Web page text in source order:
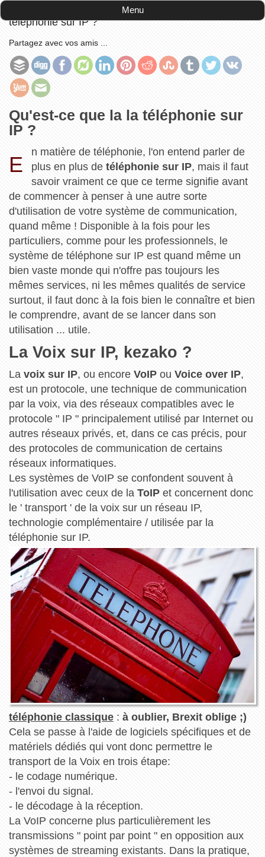
Qu'est-ce que la la
téléphonie sur IP ?
Partagez avec vos amis ...
Qu'est-ce que la la téléphonie sur
IP ?
E
n matière de téléphonie, l'on entend parler de
plus en plus detéléphonie sur IP, mais il faut
savoir vraiment ce que ce terme signifie avant
de commencer à penser à une autre sorte
d'utilisation de votre système de communication,
quand même ! Disponible à la fois pour les
particuliers, comme pour les professionnels, le
système de téléphone sur IP est quand même un
bien vaste monde qui n'offre pas toujours les
mêmes services, ni les mêmes qualités de service
surtout, il faut donc à la fois bien le connaître et bien
le comprendre, avant de se lancer dans son
utilisation ... utile.
La Voix sur IP, kezako ?
La voix sur IP, ou encore VoIPou Voice over IP,
est un protocole, une technique de communication
par la voix, via des réseaux compatibles avec le
protocole " IP " principalement utilisé par Internet ou
autres réseaux privés, et, dans ce cas précis, pour
des protocoles de communication de certains
réseaux informatiques.
Les systèmes de VoIP se confondent souvent à
l'utilisation avec ceux de la ToIPet concernent donc
le ' transport ' de la voix sur un réseau IP,
technologie complémentaire / utilisée par la
téléphonie sur IP.
téléphonie classique: à oublier, Brexit oblige ;)
Cela se passe à l'aide de logiciels spécifiques et de
matériels dédiés qui vont donc permettre le
transport de la Voix en trois étape:
- le codage numérique.
- l'envoi du signal.
- le décodage à la réception.
La VoIP concerne plus particulièrement les
transmissions " point par point " en opposition aux
systèmes de streaming existants. Dans la pratique,
Menu